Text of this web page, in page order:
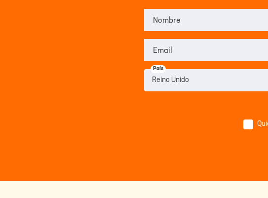
Nombre
Email
País